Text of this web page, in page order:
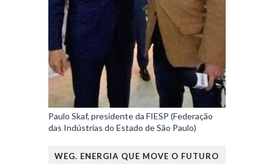
Paulo Skaf, presidente da FIESP (Federação
das Indústrias do Estado de São Paulo)
WEG. ENERGIA QUE MOVE O FUTURO